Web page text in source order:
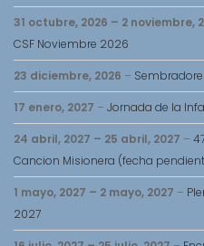
31 octubre, 2026 – 2 noviembre,
CSF Noviembre 2026
23 diciembre, 2026 –
17 enero, 2027 – Jornada de la
24 abril, 2027 – 25 abril, 2027 –
Cancion Misionera (fecha
1 mayo, 2027 – 2 mayo, 2027 –
2027